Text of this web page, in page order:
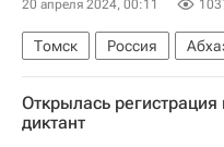
20 апреля 2024, 00:11
Томск Россия
Михаил Боярский
Тотальный диктант
Открылась
диктант